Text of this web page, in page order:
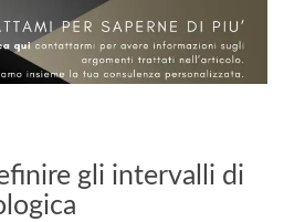
gli intervalli di